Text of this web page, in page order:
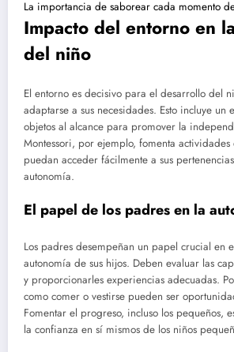
La importancia de saborear cada momento
Impacto del entorno en
del niño
El entorno es decisivo para el desarrollo del
adaptarse a sus necesidades. Esto incluye un
objetos al alcance para promover la
Montessori, por ejemplo, fomenta actividades
puedan acceder fácilmente a sus
autonomía.
El papel de los padres en la
Los padres desempeñan un papel crucial en
autonomía de sus hijos. Deben evaluar las
y proporcionarles experiencias adecuadas.
como comer o vestirse pueden ser
Fomentar el progreso, incluso los pequeños,
la confianza en sí mismos de los niños